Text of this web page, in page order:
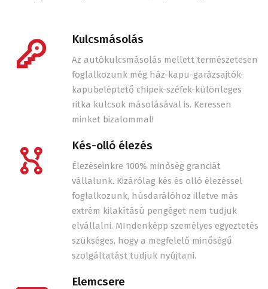
Kulcsmásolás
Az autókulcsmásolás mellett természetesen
foglalkozunk még ház-kapu-garázsajtók-
kapubeléptető chipek-széfek-különleges
ritka kulcsok másolásával is. Keressen
minket bizalommal!
Kés-olló élezés
Élezéseinkre 100% minőség granciát
vállalunk. Kizárólag kés és olló élezéssel
foglalkozunk, húsdarálóhoz illetve más
extrém kilakítású pengéget nem tudjuk
elvállalni. MIndenképp személyes egyeztetés
szükséges, hogy a megfelelő minőségű
szolgáltatást tudjuk nyújtani.
Elemcsere